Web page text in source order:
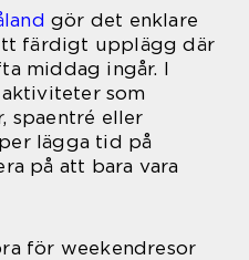
gör det enklare
färdigt upplägg där
middag ingår. I
som
spaentré eller
lägga tid på
på att bara vara
för weekendresor